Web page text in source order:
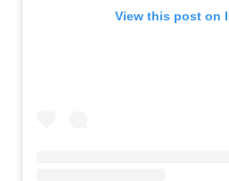
View this post on